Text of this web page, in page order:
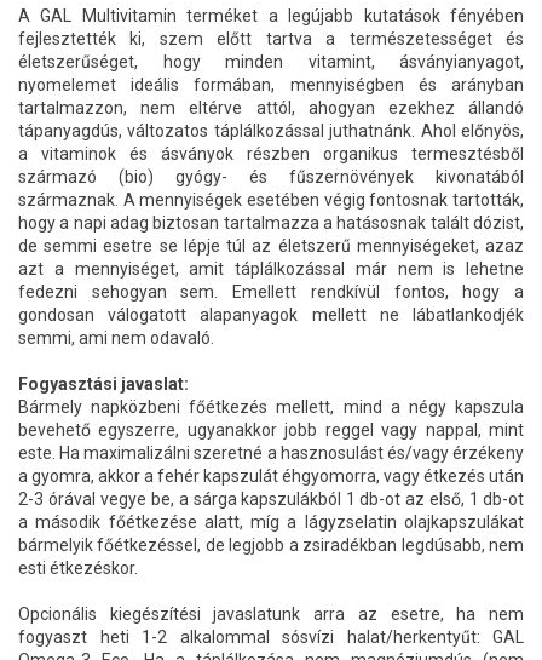
A GAL Multivitamin terméket a legújabb kutatások fényében
fejlesztették ki, szem előtt tartva a természetességet és
életszerűséget, hogy minden vitamint, ásványianyagot,
nyomelemet ideális formában, mennyiségben és arányban
tartalmazzon, nem eltérve attól, ahogyan ezekhez állandó
tápanyagdús, változatos táplálkozással juthatnánk. Ahol előnyös,
a vitaminok és ásványok részben organikus termesztésből
származó (bio) gyógy- és fűszernövények kivonatából
származnak. A mennyiségek esetében végig fontosnak tartották,
hogy a napi adag biztosan tartalmazza a hatásosnak talált dózist,
de semmi esetre se lépje túl az életszerű mennyiségeket, azaz
azt a mennyiséget, amit táplálkozással már nem is lehetne
fedezni sehogyan sem. Emellett rendkívül fontos, hogy a
gondosan válogatott alapanyagok mellett ne lábatlankodjék
semmi, ami nem odavaló.
Fogyasztási javaslat:
Bármely napközbeni főétkezés mellett, mind a négy kapszula
bevehető egyszerre, ugyanakkor jobb reggel vagy nappal, mint
este. Ha maximalizálni szeretné a hasznosulást és/vagy érzékeny
a gyomra, akkor a fehér kapszulát éhgyomorra, vagy étkezés után
2-3 órával vegye be, a sárga kapszulákból 1 db-ot az első, 1 db-ot
a második főétkezése alatt, míg a lágyzselatin olajkapszulákat
bármelyik főétkezéssel, de legjobb a zsiradékban legdúsabb, nem
esti étkezéskor.
Opcionális kiegészítési javaslatunk arra az esetre, ha nem
fogyaszt heti 1-2 alkalommal sósvízi halat/herkentyűt: GAL